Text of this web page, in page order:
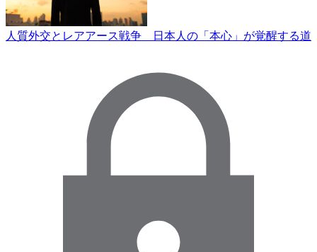
人質外交とレアアース戦争 日本人の「本心」が覚醒する道